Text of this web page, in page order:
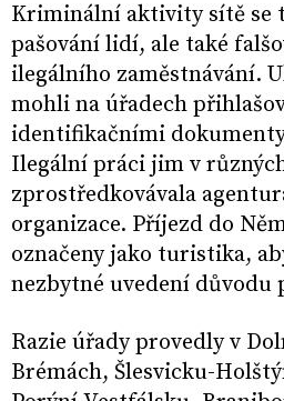
Kriminální aktivity sítě se
pašování lidí, ale také
ilegálního zaměstnávání.
mohli na úřadech
identifikačními
Ilegální práci jim v
zprostředkovávala
organizace. Příjezd do
označeny jako turistika,
nezbytné uvedení důvodu
Razie úřady provedly v
Brémách, Šlesvicku-